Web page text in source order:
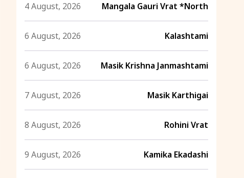
4 August, 2026 Mangala Gauri Vrat *North
6 August, 2026 Kalashtami
6 August, 2026 Masik Krishna Janmashtami
7 August, 2026 Masik Karthigai
8 August, 2026 Rohini Vrat
9 August, 2026 Kamika Ekadashi